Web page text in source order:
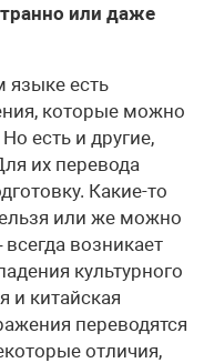
или даже
языке есть
которые можно
есть и другие,
их перевода
Какие-то
или же можно
возникает
культурного
и китайская
переводятся
отличия,